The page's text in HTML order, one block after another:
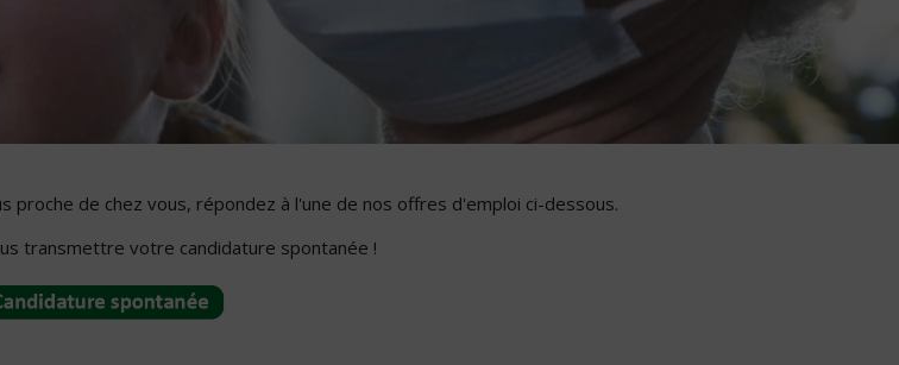
proche de chez vous, répondez à l'une de nos offres d'emploi ci-dessous.
transmettre votre candidature spontanée !